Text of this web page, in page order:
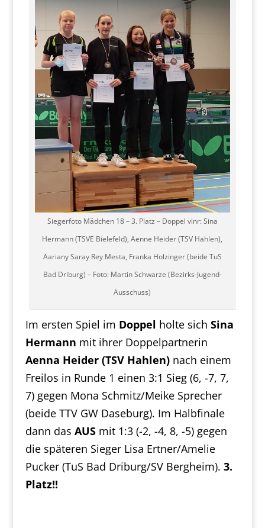
Siegerfoto Mädchen 18 – 3. Platz – Doppel vlnr: Sina
Hermann (TSVE Bielefeld), Aenne Heider (TSV Hahlen),
Aariany Saray Rey Mesta, Franka Holzinger (beide TuS
Bad Driburg) – Foto: Martin Schwarze (Bezirks-Jugend-
Ausschuss)
Im ersten Spiel im Doppel holte sich Sina
Hermann mit ihrer Doppelpartnerin
Aenna Heider (TSV Hahlen)nach einem
Freilos in Runde 1 einen 3:1 Sieg (6, -7, 7,
7) gegen Mona Schmitz/Meike Sprecher
(beide TTV GW Daseburg). Im Halbfinale
dann das AUSmit 1:3 (-2, -4, 8, -5) gegen
die späteren Sieger Lisa Ertner/Amelie
Pucker (TuS Bad Driburg/SV Bergheim). 3.
Platz!!